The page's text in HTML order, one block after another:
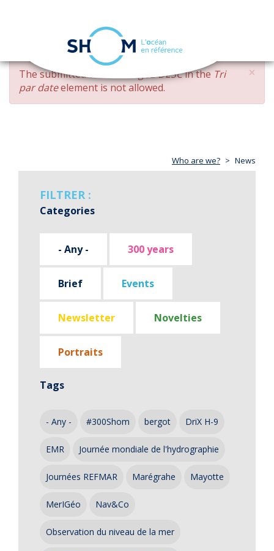
Skip
main
content
navigation
×
ERROR
MESSAGE
The submitted value changed DESCin the Tri
par dateelement is not allowed.
Who are we? News
FILTRER :
Categories
- Any - 300 years
Brief Events
Newsletter Novelties
Portraits
Tags
- Any - #300Shom bergot DriX H-9
EMR Journée mondiale de l'hydrographie
Journées REFMAR Marégrahe Mayotte
MerIGéo Nav&Co
Observation du niveau de la mer